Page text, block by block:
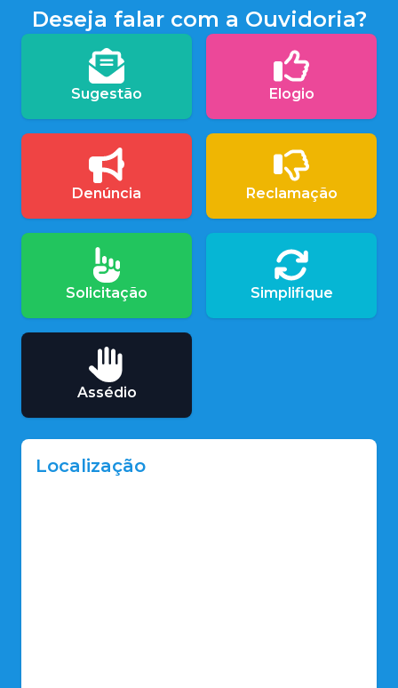
Deseja falar com a Ouvidoria?
Sugestão Elogio
Denúncia Reclamação
Solicitação Simplifique
Assédio
Localização